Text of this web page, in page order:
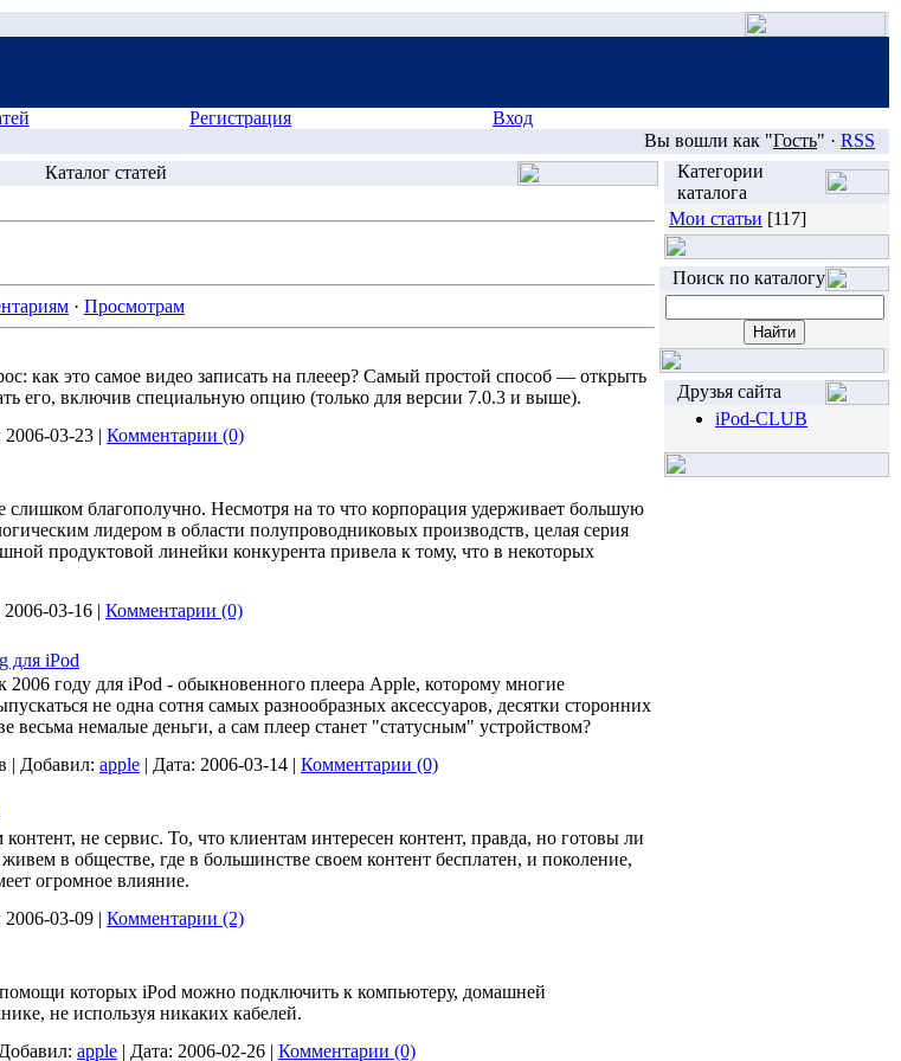
Регистрация
Вход
Вы вошли как "Гость" · RSS
Каталог статей
· Просмотрам
как это самое видео записать на плееер? Самый простой способ — открыть
его, включив специальную опцию (только для версии 7.0.3 и выше).
2006-03-23 | Комментарии (0)
слишком благополучно. Несмотря на то что корпорация удерживает большую
лидером в области полупроводниковых производств, целая серия
продуктовой линейки конкурента привела к тому, что в некоторых
2006-03-16 | Комментарии (0)
для iPod
году для iPod - обыкновенного плеера Apple, которому многие
не одна сотня самых разнообразных аксессуаров, десятки сторонних
весьма немалые деньги, а сам плеер станет "статусным" устройством?
| Добавил: apple | Дата: 2006-03-14 | Комментарии (0)
не сервис. То, что клиентам интересен контент, правда, но готовы ли
в обществе, где в большинстве своем контент бесплатен, и поколение,
огромное влияние.
2006-03-09 | Комментарии (2)
которых iPod можно подключить к компьютеру, домашней
не используя никаких кабелей.
Добавил: apple | Дата: 2006-02-26 | Комментарии (0)
Категории
каталога
Мои статьи [117]
Поиск по каталогу
Друзья сайта
iPod-CLUB